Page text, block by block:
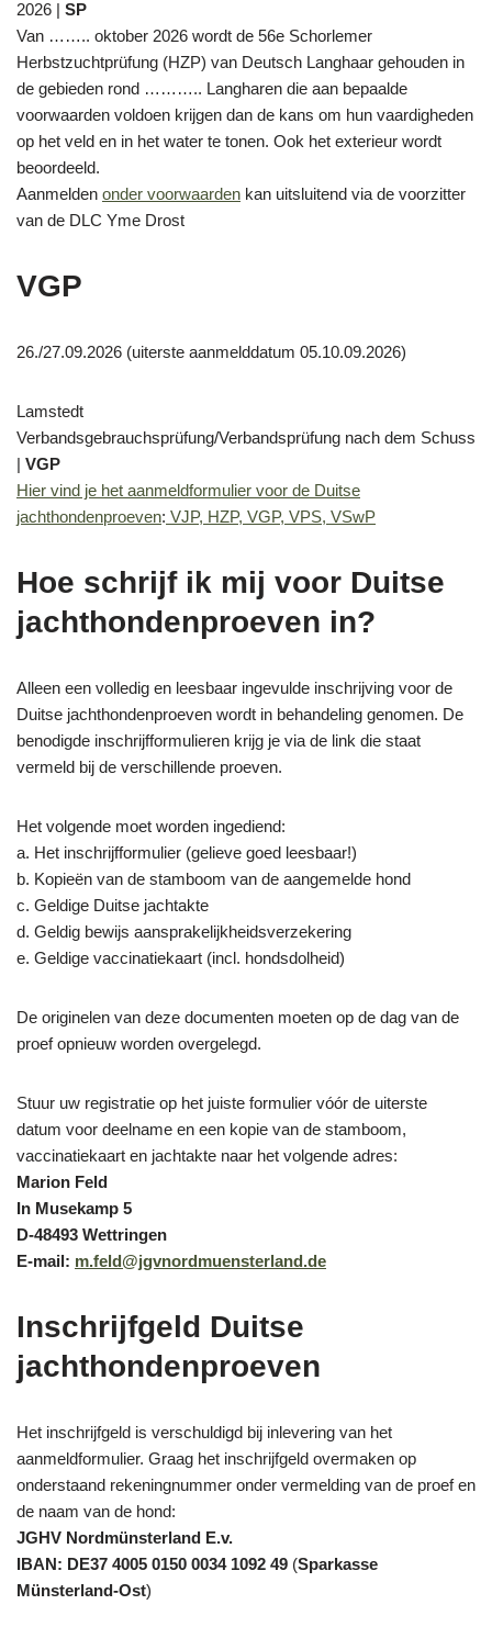
2026 | SP
Van …….. oktober 2026 wordt de 56e Schorlemer
Herbstzuchtprüfung (HZP) van Deutsch Langhaar gehouden in
de gebieden rond ……….. Langharen die aan bepaalde
voorwaarden voldoen krijgen dan de kans om hun vaardigheden
op het veld en in het water te tonen. Ook het exterieur wordt
beoordeeld.
Aanmelden onder voorwaarden kan uitsluitend via de voorzitter
van de DLC Yme Drost
VGP
26./27.09.2026 (uiterste aanmelddatum 05.10.09.2026)
Lamstedt
Verbandsgebrauchsprüfung/Verbandsprüfung nach dem Schuss
| VGP
Hier vind je het aanmeldformulier voor de Duitse
jachthondenproeven: VJP, HZP, VGP, VPS, VSwP
Hoe schrijf ik mij voor Duitse
jachthondenproeven in?
Alleen een volledig en leesbaar ingevulde inschrijving voor de
Duitse jachthondenproeven wordt in behandeling genomen. De
benodigde inschrijfformulieren krijg je via de link die staat
vermeld bij de verschillende proeven.
Het volgende moet worden ingediend:
a. Het ​​inschrijfformulier (gelieve goed leesbaar!)
b. Kopieën van de stamboom van de aangemelde hond
c. Geldige Duitse jachtakte
d. Geldig bewijs aansprakelijkheidsverzekering
e. Geldige vaccinatiekaart (incl. hondsdolheid)
De originelen van deze documenten moeten op de dag van de
proef opnieuw worden overgelegd.
Stuur uw registratie op het juiste formulier vóór de uiterste
datum voor deelname en een kopie van de stamboom,
vaccinatiekaart en jachtakte naar het volgende adres:
Marion Feld
In Musekamp 5
D-48493 Wettringen
E-mail: m.feld@jgvnordmuensterland.de
Inschrijfgeld Duitse
jachthondenproeven
Het inschrijfgeld is verschuldigd bij inlevering van het
aanmeldformulier. Graag het inschrijfgeld overmaken op
onderstaand rekeningnummer onder vermelding van de proef en
de naam van de hond:
JGHV Nordmünsterland E.v.
IBAN: DE37 4005 0150 0034 1092 49 (Sparkasse
Münsterland-Ost)